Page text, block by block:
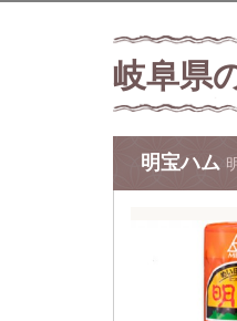
岐阜県
明宝ハム